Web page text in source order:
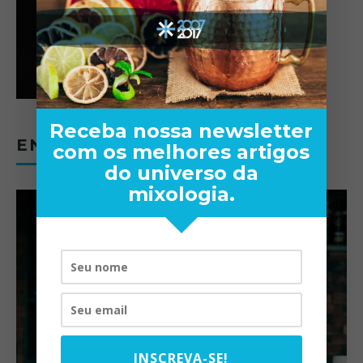
ENTREVISTAS
Receba nossa newsletter
com os melhores artigos
do universo da
mixologia.
INSCREVA-SE!